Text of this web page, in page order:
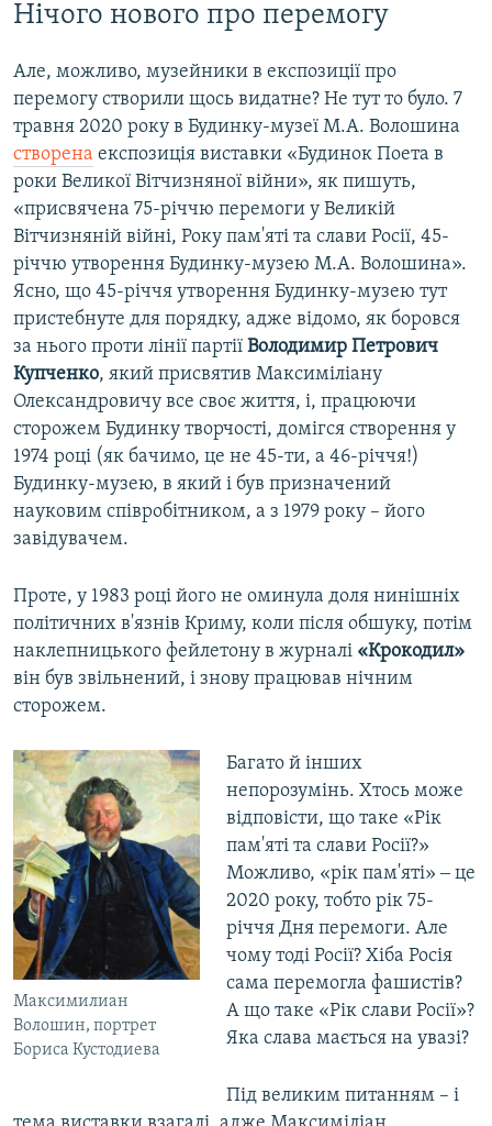
Нічого нового про перемогу
Але, можливо, музейники в експозиції про
перемогу створили щось видатне? Не тут то було. 7
травня 2020 року в Будинку-музеї М.А. Волошина
створена експозиція виставки «Будинок Поета в
роки Великої Вітчизняної війни», як пишуть,
«присвячена 75-річчю перемоги у Великій
Вітчизняній війні, Року пам'яті та слави Росії, 45-
річчю утворення Будинку-музею М.А. Волошина».
Ясно, що 45-річчя утворення Будинку-музею тут
пристебнуте для порядку, адже відомо, як боровся
за нього проти лінії партії Володимир Петрович
Купченко, який присвятив Максиміліану
Олександровичу все своє життя, і, працюючи
сторожем Будинку творчості, домігся створення у
1974 році (як бачимо, це не 45-ти, а 46-річчя!)
Будинку-музею, в який і був призначений
науковим співробітником, а з 1979 року – його
завідувачем.
Проте, у 1983 році його не оминула доля нинішніх
політичних в'язнів Криму, коли після обшуку, потім
наклепницького фейлетону в журналі «Крокодил»
він був звільнений, і знову працював нічним
сторожем.
Максимилиан
Волошин, портрет
Бориса Кустодиева
Багато й інших
непорозумінь. Хтось може
відповісти, що таке «Рік
пам'яті та слави Росії?»
Можливо, «рік пам'яті» ‒ це
2020 року, тобто рік 75-
річчя Дня перемоги. Але
чому тоді Росії? Хіба Росія
сама перемогла фашистів?
А що таке «Рік слави Росії»?
Яка слава мається на увазі?
Під великим питанням – і